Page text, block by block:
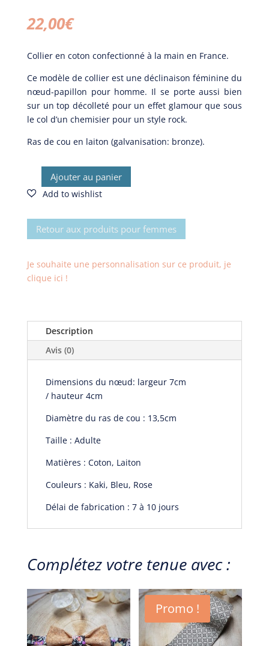
22,00€
Collier en coton confectionné à la main en France.
Ce modèle de collier est une déclinaison féminine du
nœud-papillon pour homme. Il se porte aussi bien
sur un top décolleté pour un effet glamour que sous
le col d’un chemisier pour un style rock.
Ras de cou en laiton (galvanisation: bronze).
quantité
de
Félicien
Ajouter au panier
Retour aux produits pour femmes
Je souhaite une personnalisation sur ce produit, je
clique ici !
Description
Avis (0)
Dimensions du nœud: largeur 7cm
/ hauteur 4cm
Diamètre du ras de cou : 13,5cm
Taille : Adulte
Matières : Coton, Laiton
Couleurs : Kaki, Bleu, Rose
Délai de fabrication : 7 à 10 jours
Complétez votre tenue avec :
Promo !